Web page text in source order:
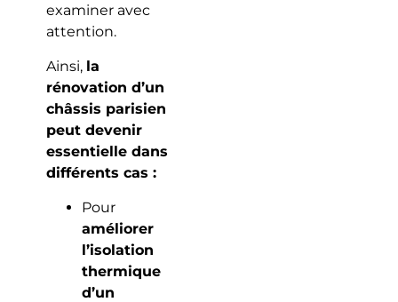
examiner avec
attention.
Ainsi, la
rénovation d’un
châssis parisien
peut devenir
essentielle dans
différents cas :
Pour
améliorer
l’isolation
thermique
d’un